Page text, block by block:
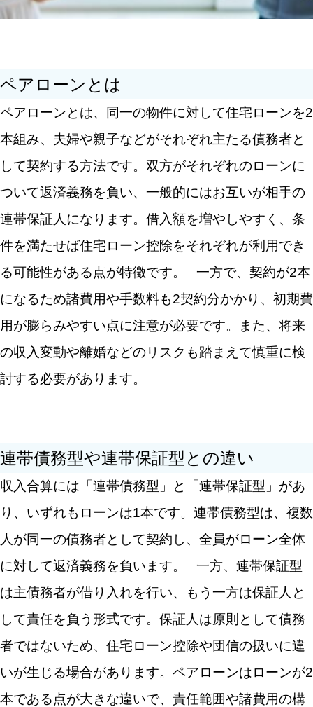
住宅購入 借り換え
失敗・後悔
税制優遇
家探し 住宅ローン控除
ペアローンとは
ペアローンとは、同一の物件に対して住宅ローンを2
本組み、夫婦や親子などがそれぞれ主たる債務者と
して契約する方法です。双方がそれぞれのローンに
ついて返済義務を負い、一般的にはお互いが相手の
連帯保証人になります。借入額を増やしやすく、条
件を満たせば住宅ローン控除をそれぞれが利用でき
る可能性がある点が特徴です。
一方で、契約が2本
になるため諸費用や手数料も2契約分かかり、初期費
用が膨らみやすい点に注意が必要です。また、将来
の収入変動や離婚などのリスクも踏まえて慎重に検
討する必要があります。
連帯債務型や連帯保証型との違い
収入合算には「連帯債務型」と「連帯保証型」があ
り、いずれもローンは1本です。連帯債務型は、複数
人が同一の債務者として契約し、全員がローン全体
に対して返済義務を負います。
一方、連帯保証型
は主債務者が借り入れを行い、もう一方は保証人と
して責任を負う形式です。保証人は原則として債務
者ではないため、住宅ローン控除や団信の扱いに違
いが生じる場合があります。ペアローンはローンが2
本である点が大きな違いで、責任範囲や諸費用の構